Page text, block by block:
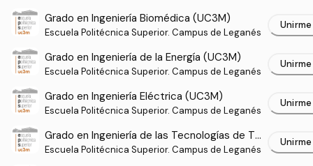
Grado en Ingeniería Biomédica (UC3M)
Escuela Politécnica Superior. Campus de Leganés
Unirme
Grado en Ingeniería de la Energía (UC3M)
Escuela Politécnica Superior. Campus de Leganés
Unirme
Grado en Ingeniería Eléctrica (UC3M)
Escuela Politécnica Superior. Campus de Leganés
Unirme
Grado en Ingeniería de las Tecnologías de Te
lecomunicación (UC3M)
Escuela Politécnica Superior. Campus de Leganés
Unirme